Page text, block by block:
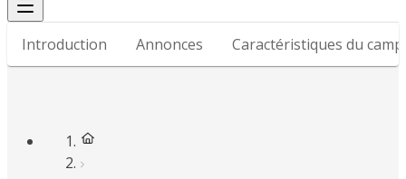
Introduction Annonces Caractéristiques du